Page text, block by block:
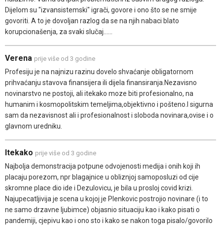
Dijelom su "izvansistemski" igrači, govore i ono što se ne smije
govoriti. A to je dovoljan razlog da se na njih nabaci blato
korupcionašenja, za svaki slučaj......
Verena prije više od 3 godine
Profesiju je na najnizu razinu dovelo shvaćanje obligatornom
prihvaćanju stavova finansijera ili dijela finansiranja.Nezavisno
novinarstvo ne postoji, ali itekako moze biti profesionalno, na
humanim i kosmopolitskim temeljima,objektivno i pošteno.I sigurna
sam da nezavisnost ali i profesionalnost i sloboda novinara,ovise i o
glavnom uredniku.
Itekako prije više od 3 godine
Najbolja demonstracija potpune odvojenosti medija i onih koji ih
placaju porezom, npr blagajnice u obliznjoj samoposluzi od cije
skromne place dio ide i Dezulovicu, je bila u prosloj covid krizi.
Najupecatljivija je scena u kojoj je Plenkovic postrojio novinare (i to
ne samo drzavne ljubimce) objasnio situaciju kao i kako pisati o
pandemiji, cjepivu kao i ono sto i kako se nakon toga pisalo/govorilo